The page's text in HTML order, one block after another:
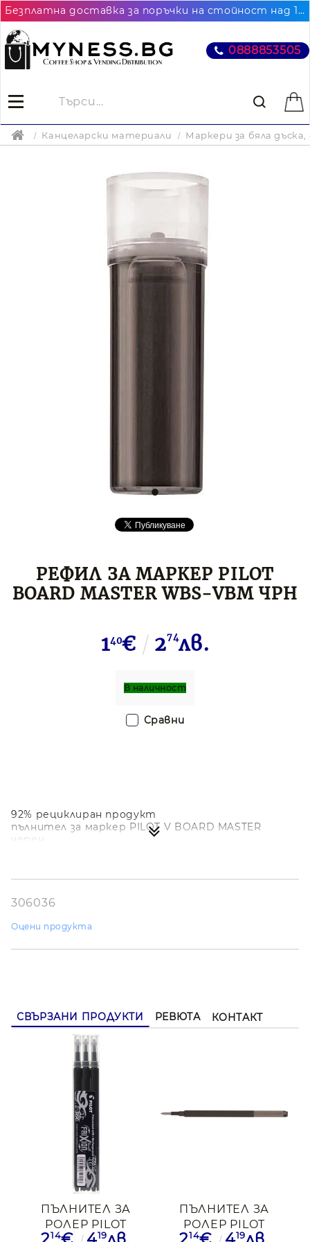
Безплатна доставка за поръчки на стойност над 102.26€ / 200лв. до най-близкия до Вас офис на Еконт
0888853505
Канцеларски материали Маркери за бяла
РЕФИЛ ЗА МАРКЕР PILOT
BOARD MASTER WBS-VBM ЧРН
140€ 274лв.
В наличност
92% рециклиран продукт
пълнител за маркер PILOT V BOARD MASTER
черен
306036
Оцени продукта
Сравни
СВЪРЗАНИ ПРОДУКТИ РЕВЮТА КОНТАКТ
ПЪЛНИТЕЛ ЗА
РОЛЕР PILOT
14 19
ПЪЛНИТЕЛ ЗА
РОЛЕР PILOT
14 19